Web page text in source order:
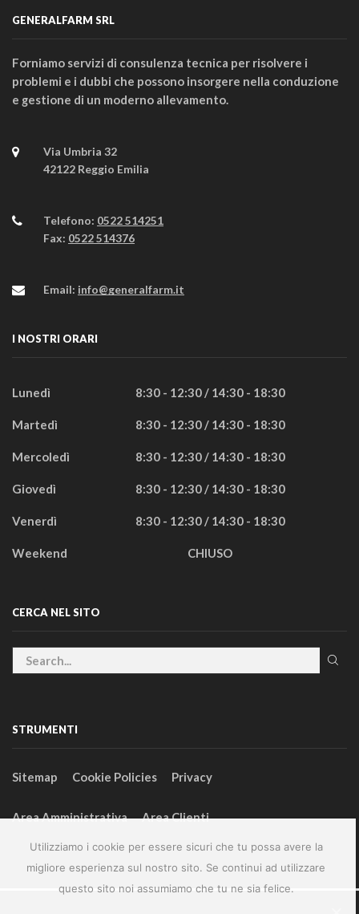
Utilizziamo i cookie per essere sicuri che tu possa avere la
migliore esperienza sul nostro sito. Se continui ad utilizzare
questo sito noi assumiamo che tu ne sia felice.
GENERALFARM SRL
Forniamo servizi di consulenza tecnica per risolvere i
problemi e i dubbi che possono insorgere nella conduzione
e gestione di un moderno allevamento.
Via Umbria 32
42122 Reggio Emilia
Telefono: 0522 514251
Fax: 0522 514376
Email: info@generalfarm.it
I NOSTRI ORARI
Lunedì 8:30 - 12:30 / 14:30 - 18:30
Martedì 8:30 - 12:30 / 14:30 - 18:30
Mercoledì 8:30 - 12:30 / 14:30 - 18:30
Giovedì 8:30 - 12:30 / 14:30 - 18:30
Venerdì 8:30 - 12:30 / 14:30 - 18:30
Weekend CHIUSO
CERCA NEL SITO
STRUMENTI
Sitemap Cookie Policies Privacy
Area Amministrativa Area Clienti